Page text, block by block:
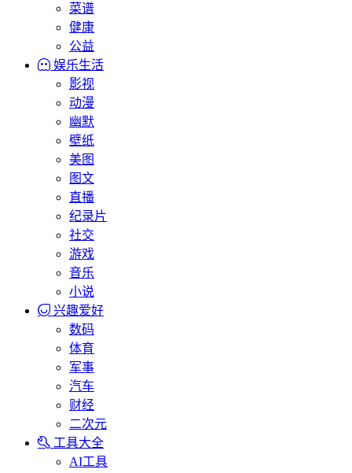
菜谱
健康
公益
娱乐生活
影视
动漫
幽默
壁纸
美图
图文
直播
纪录片
社交
游戏
音乐
小说
兴趣爱好
数码
体育
军事
汽车
财经
二次元
工具大全
AI工具